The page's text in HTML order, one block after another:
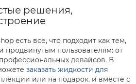
решения,
есть всё, что подходит как тем,
продвинутым пользователям: от
девайсов. В
заказать жидкости для
или на подарок, и вместе с